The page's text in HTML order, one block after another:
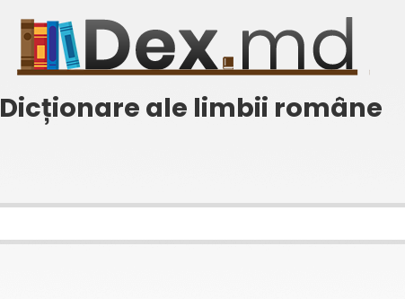
Dicționare ale limbii române